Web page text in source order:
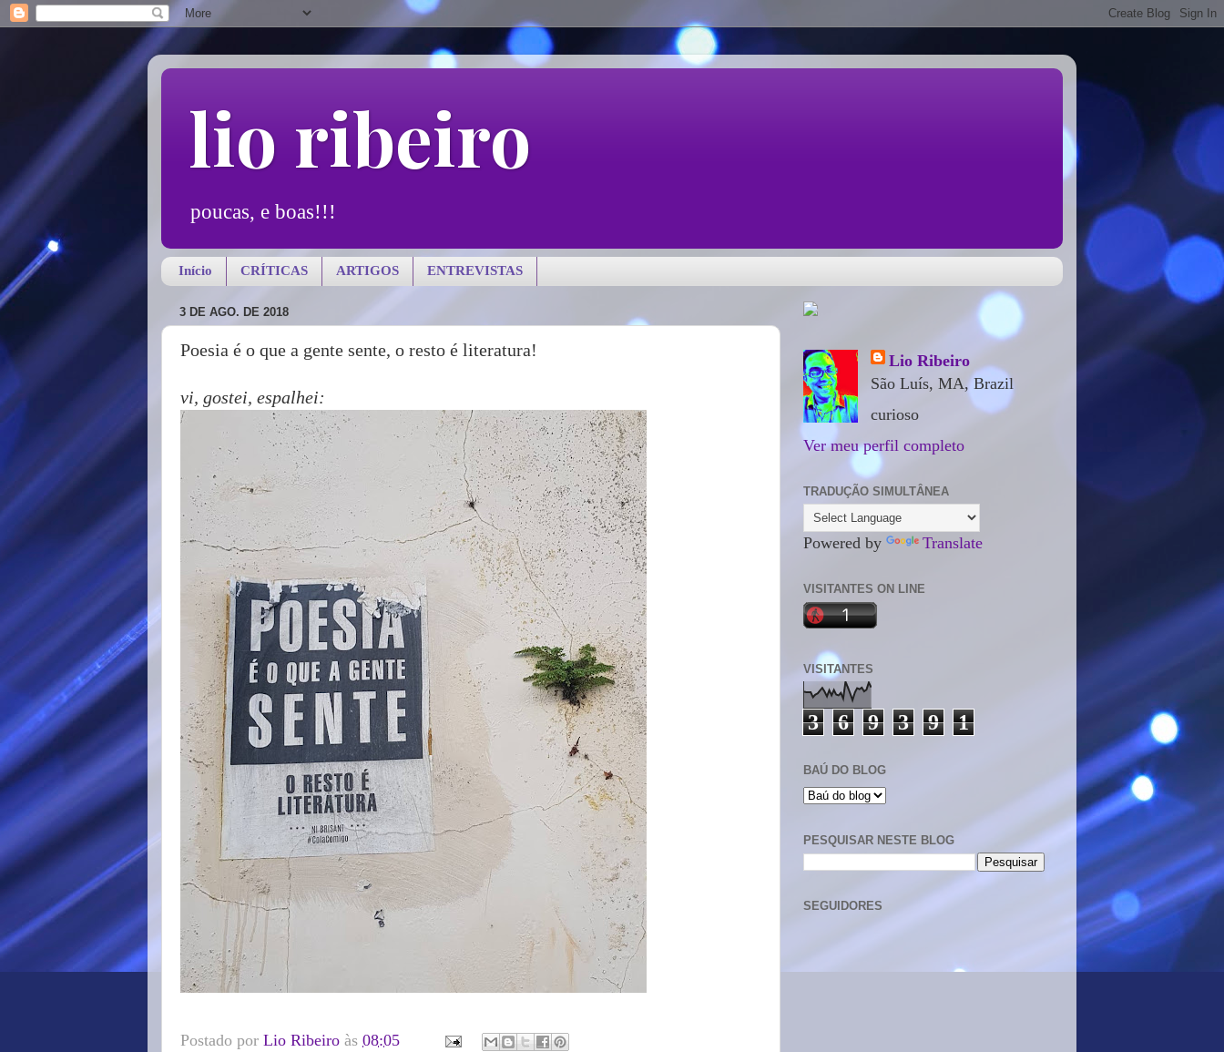
lio ribeiro
poucas, e boas!!!
Início CRÍTICAS ARTIGOS ENTREVISTAS
3 DE AGO. DE 2018
Poesia é o que a gente sente, o resto é literatura!
vi, gostei, espalhei:
Postado por Lio Ribeiro às 08:05
Lio Ribeiro
São Luís, MA, Brazil
curioso
Ver meu perfil completo
TRADUÇÃO SIMULTÂNEA
Powered by Translate
VISITANTES ON LINE
VISITANTES
3 6 9 3 9 1
BAÚ DO BLOG
PESQUISAR NESTE BLOG
SEGUIDORES